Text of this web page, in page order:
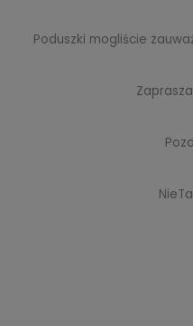
Poduszki mogliście